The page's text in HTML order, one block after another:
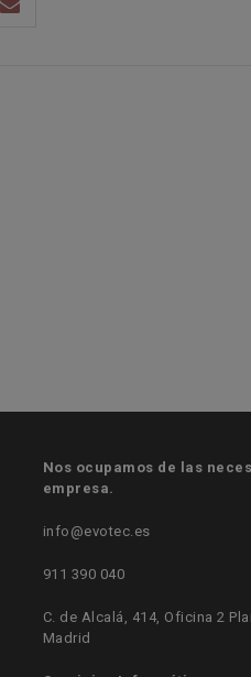
Nos ocupamos de las
empresa.
info@evotec.es
911 390 040
C. de Alcalá, 414, Oficina 2
Madrid